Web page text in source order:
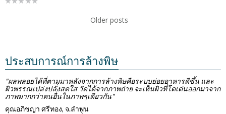
Older posts
ประสบการณ์การล้างพิษ
"ผลพลอยได้ที่ตามมาหลังจากการล้างพิษคือระบบย่อยอาหารดีขึ้น และ
ผิวพรรณเปล่งปลั่งสดใส วัดได้จากภาพถ่าย จะเห็นผิวที่โดเด่นออกมาจาก
ภาพมากกว่าคนอื่นในภาพๆเดียวกัน"
คุณอภิชญา ศรีทอง, จ.ลำพูน